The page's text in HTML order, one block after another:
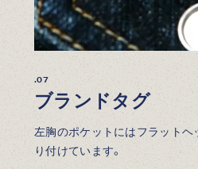
.07
ブランドタグ
左胸のポケットにはフラットヘ
り付けています。